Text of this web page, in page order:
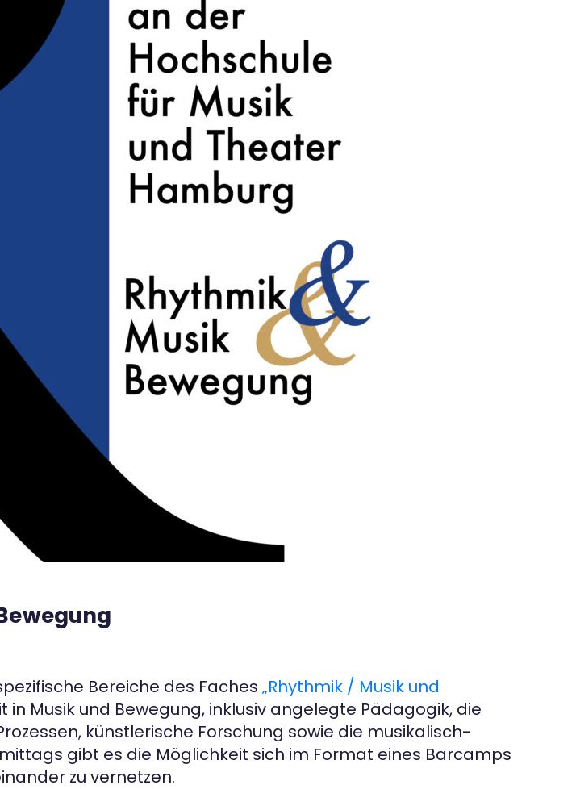
Bereiche des Faches „Rhythmik / Musik und
in Musik und Bewegung, inklusiv angelegte Pädagogik, die
künstlerische Forschung sowie die musikalisch-
gibt es die Möglichkeit sich im Format eines Barcamps
zu vernetzen.